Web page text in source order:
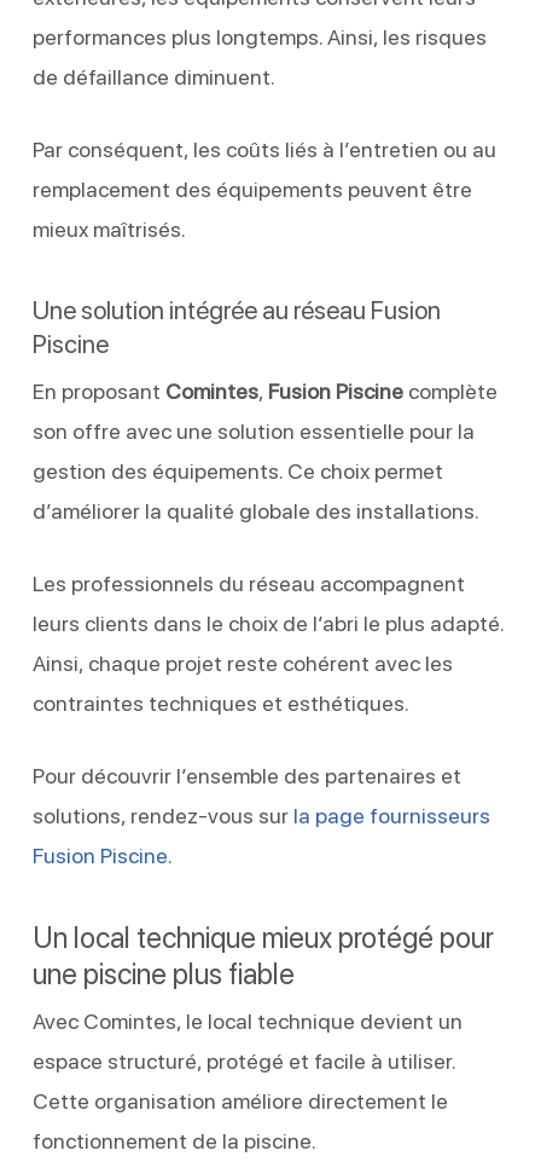
performances plus longtemps. Ainsi, les risques
de défaillance diminuent.
Par conséquent, les coûts liés à l’entretien ou au
remplacement des équipements peuvent être
mieux maîtrisés.
Une solution intégrée au réseau Fusion
Piscine
En proposant Comintes, Fusion Piscinecomplète
son offre avec une solution essentielle pour la
gestion des équipements. Ce choix permet
d’améliorer la qualité globale des installations.
Les professionnels du réseau accompagnent
leurs clients dans le choix de l’abri le plus adapté.
Ainsi, chaque projet reste cohérent avec les
contraintes techniques et esthétiques.
Pour découvrir l’ensemble des partenaires et
solutions, rendez-vous sur la page fournisseurs
Fusion Piscine.
Un local technique mieux protégé pour
une piscine plus fiable
Avec Comintes, le local technique devient un
espace structuré, protégé et facile à utiliser.
Cette organisation améliore directement le
fonctionnement de la piscine.